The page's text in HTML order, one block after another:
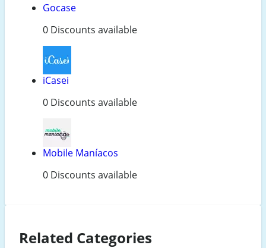
Gocase
0 Discounts available
iCasei
0 Discounts available
Mobile Maníacos
0 Discounts available
Related Categories